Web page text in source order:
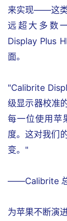
来实现——这类
远超大多数
Display Plus
面。
"Calibrite
级显示器校准
每一位使用苹
度。这对我们
变。"
——Calibrite
为苹果不断演